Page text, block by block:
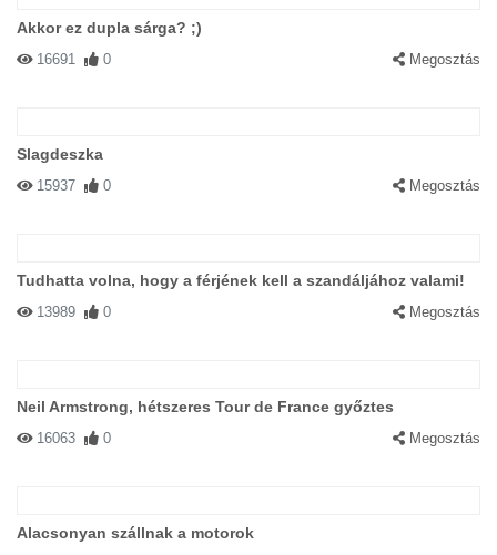
Akkor ez dupla sárga? ;)
16691 0 Megosztás
Slagdeszka
15937 0 Megosztás
Tudhatta volna, hogy a férjének kell a szandáljához valami!
13989 0 Megosztás
Neil Armstrong, hétszeres Tour de France győztes
16063 0 Megosztás
Alacsonyan szállnak a motorok